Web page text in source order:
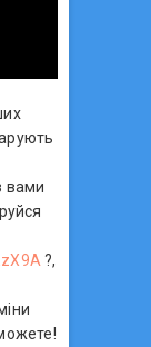
вами
?,